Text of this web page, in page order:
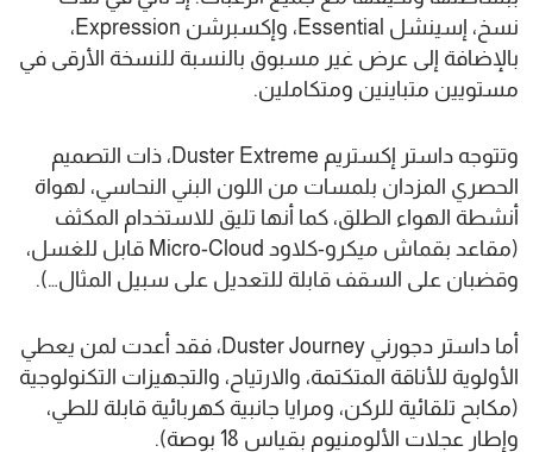
نسخ، إسينشل Essential، وإكسبرشن Expression،
بالإضافة إلى عرض غير مسبوق بالنسبة للنسخة الأرقى في
مستويين متباينين ومتكاملين.
وتتوجه داستر إكستريم Duster Extreme، ذات التصميم
الحصري المزدان بلمسات من اللون البني النحاسي، لهواة
أنشطة الهواء الطلق، كما أنها تليق للاستخدام المكثف
(مقاعد بقماش ميكرو-كلاود Micro-Cloud قابل للغسل،
وقضبان على السقف قابلة للتعديل على سبيل المثال…).
أما داستر دجورني Duster Journey، فقد أعدت لمن يعطي
الأولوية للأناقة المتكتمة، والارتياح، والتجهيزات التكنولوجية
(مكابح تلقائية للركن، ومرايا جانبية كهربائية قابلة للطي،
وإطار عجلات الألومنيوم بقياس 18 بوصة).